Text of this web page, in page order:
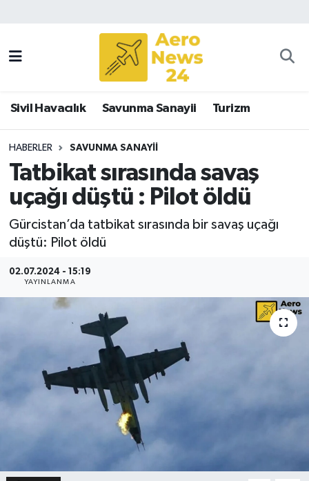
Sivil Havacılık Savunma Sanayii Turizm
HABERLER SAVUNMA SANAYII
Tatbikat sırasında savaş
uçağı düştü : Pilot öldü
Gürcistan’da tatbikat sırasında bir savaş uçağı
düştü: Pilot öldü
02.07.2024 - 15:19
YAYINLANMA